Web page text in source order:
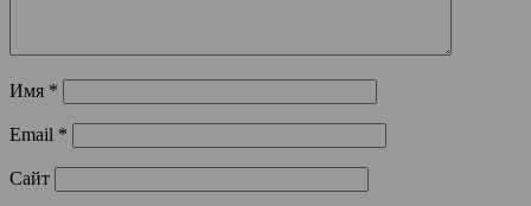
Имя *
Email *
Сайт